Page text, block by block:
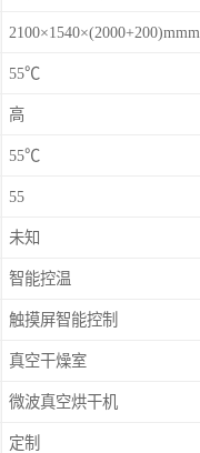
2100×1540×(2000+200)mmm
55℃
高
55℃
55
未知
智能控温
触摸屏智能控制
真空干燥室
微波真空烘干机
定制